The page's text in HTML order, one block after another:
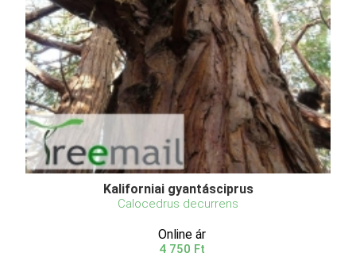
Kaliforniai gyantásciprus
Calocedrus decurrens
Online ár
4 750 Ft